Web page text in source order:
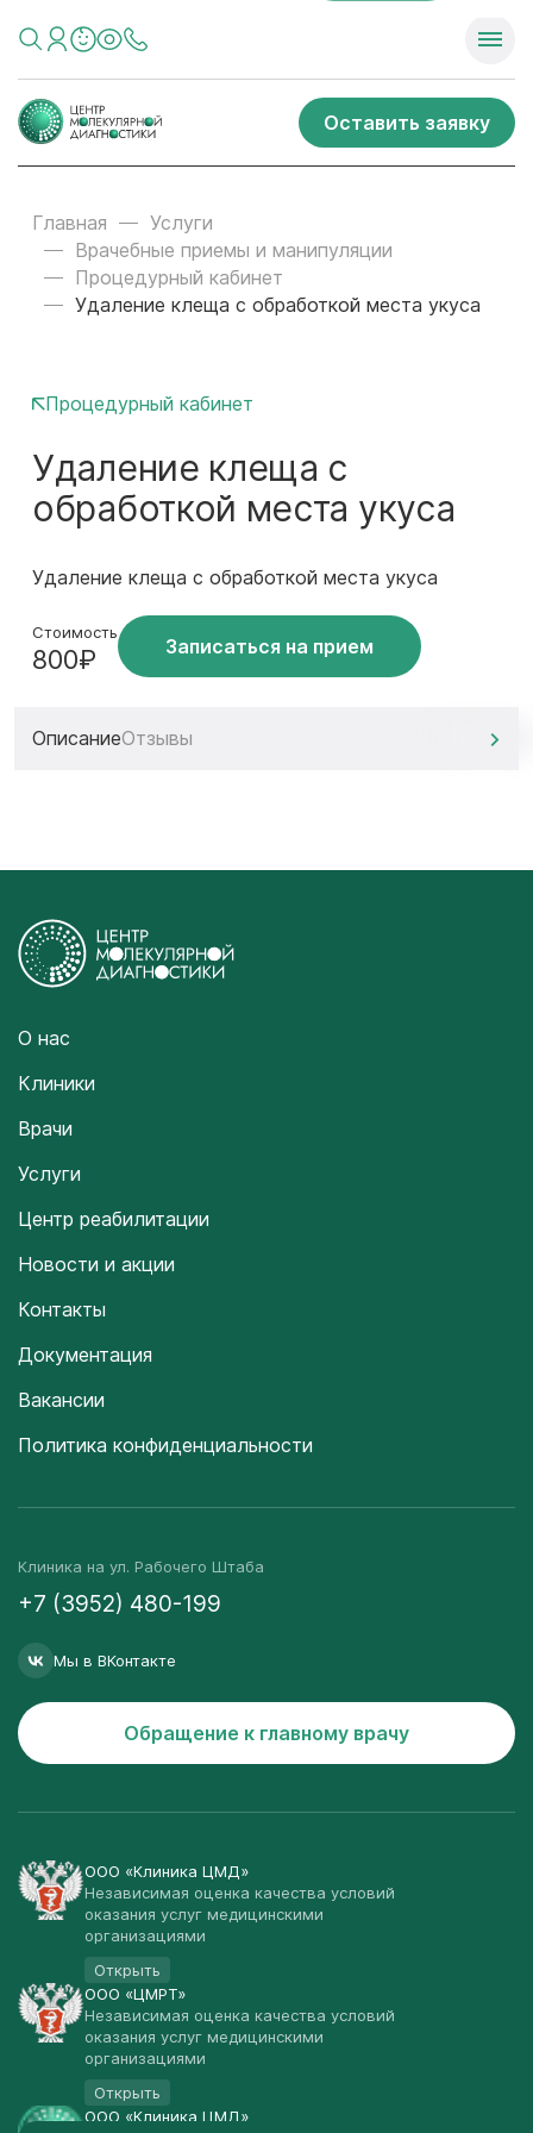
Оставить заявку
Главная
Услуги
Врачебные приемы и манипуляции
Процедурный кабинет
Удаление клеща с обработкой места укуса
Процедурный кабинет
Удаление клеща с
обработкой места укуса
Удаление клеща с обработкой места укуса
Стоимость
800₽ Записаться на прием
ОписаниеОтзывы
О нас
Клиники
Врачи
Услуги
Центр реабилитации
Новости и акции
Контакты
Документация
Вакансии
Политика конфиденциальности
Клиника на ул. Рабочего Штаба
+7 (3952) 480-199
Мы в ВКонтакте
Обращение к главному врачу
ООО «Клиника ЦМД»
Независимая оценка качества условий
оказания услуг медицинскими
организациями
Открыть
ООО «ЦМРТ»
Независимая оценка качества условий
оказания услуг медицинскими
организациями
Открыть
ООО «Клиника ЦМД»